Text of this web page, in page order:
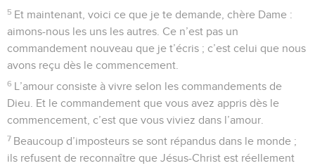
5 Et maintenant, voici ce que je te demande, chère Dame :
aimons-nous les uns les autres. Ce n’est pas un
commandement nouveau que je t’écris ; c’est celui que nous
avons reçu dès le commencement.
6 L’amour consiste à vivre selon les commandements de
Dieu. Et le commandement que vous avez appris dès le
commencement, c’est que vous viviez dans l’amour.
7 Beaucoup d’imposteurs se sont répandus dans le monde ;
ils refusent de reconnaître que Jésus-Christ est réellement